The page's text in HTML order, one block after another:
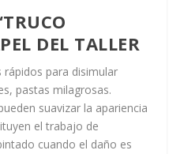
DEL TALLER
rápidos para disimular
pastas milagrosas.
suavizar la apariencia
el trabajo de
cuando el daño es